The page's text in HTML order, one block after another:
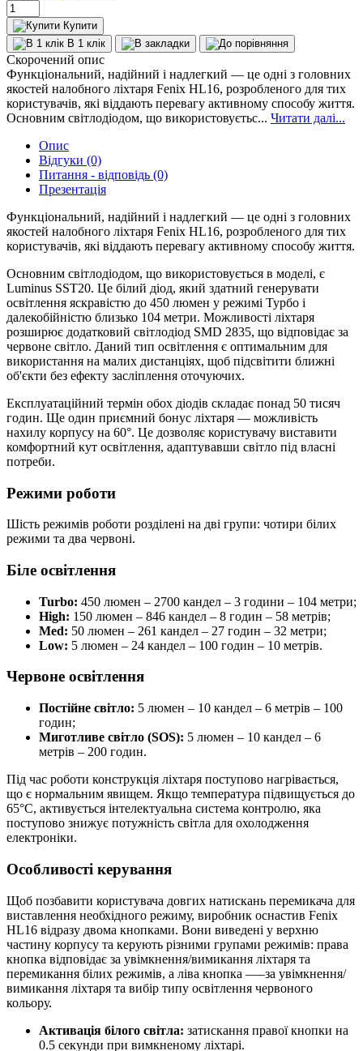
Купити
В 1 клік
Скорочений опис
Функціональний, надійний і надлегкий — це одні з головних
якостей налобного ліхтаря Fenix HL16, розробленого для тих
користувачів, які віддають перевагу активному способу життя.
Основним світлодіодом, що використовуєтьс... Читати далі...
Опис
Відгуки (0)
Питання - відповідь (0)
Презентація
Функціональний, надійний і надлегкий — це одні з головних
якостей налобного ліхтаря Fenix HL16, розробленого для тих
користувачів, які віддають перевагу активному способу життя.
Основним світлодіодом, що використовується в моделі, є
Luminus SST20. Це білий діод, який здатний генерувати
освітлення яскравістю до 450 люмен у режимі Турбо і
далекобійністю близько 104 метри. Можливості ліхтаря
розширює додатковий світлодіод SMD 2835, що відповідає за
червоне світло. Даний тип освітлення є оптимальним для
використання на малих дистанціях, щоб підсвітити ближні
об'єкти без ефекту засліплення оточуючих.
Експлуатаційний термін обох діодів складає понад 50 тисяч
годин. Ще один приємний бонус ліхтаря — можливість
нахилу корпусу на 60°. Це дозволяє користувачу виставити
комфортний кут освітлення, адаптувавши світло під власні
потреби.
Режими роботи
Шість режимів роботи розділені на дві групи: чотири білих
режими та два червоні.
Біле освітлення
Turbo: 450 люмен – 2700 кандел – 3 години – 104 метри;
High: 150 люмен – 846 кандел – 8 годин – 58 метрів;
Med: 50 люмен – 261 кандел – 27 годин – 32 метри;
Low: 5 люмен – 24 кандел – 100 годин – 10 метрів.
Червоне освітлення
Постійне світло: 5 люмен – 10 кандел – 6 метрів – 100
годин;
Миготливе світло (SOS): 5 люмен – 10 кандел – 6
метрів – 200 годин.
Під час роботи конструкція ліхтаря поступово нагрівається,
що є нормальним явищем. Якщо температура підвищується до
65°C, активується інтелектуальна система контролю, яка
поступово знижує потужність світла для охолодження
електроніки.
Особливості керування
Щоб позбавити користувача довгих натискань перемикача для
виставлення необхідного режиму, виробник оснастив Fenix
HL16 відразу двома кнопками. Вони виведені у верхню
частину корпусу та керують різними групами режимів: права
кнопка відповідає за увімкнення/вимикання ліхтаря та
перемикання білих режимів, а ліва кнопка –—за увімкнення/
вимикання ліхтаря та вибір типу освітлення червоного
кольору.
Активація білого світла: затискання правої кнопки на
0.5 секунди при вимкненому ліхтарі.